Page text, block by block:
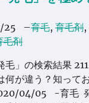
25 –育毛, 育毛剤,
毛剤
毛」の検索結果
何が違う？知って
04/05 -育毛